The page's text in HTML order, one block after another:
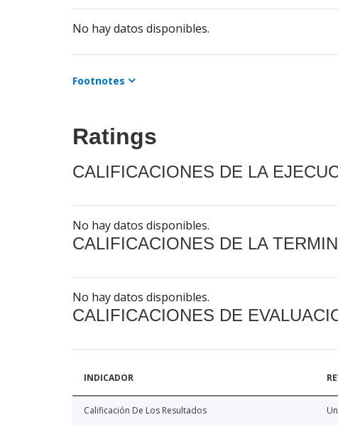
No hay datos disponibles.
Footnotes
Ratings
CALIFICACIONES DE LA
No hay datos disponibles.
CALIFICACIONES DE LA
No hay datos disponibles.
CALIFICACIONES DE
INDICADOR
Calificación De Los Resultados